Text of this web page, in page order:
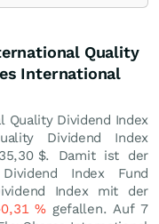
Quality
International
Quality Dividend Index
Dividend Index
$. Damit ist der
Index Fund
Index mit der
%gefallen. Auf 7